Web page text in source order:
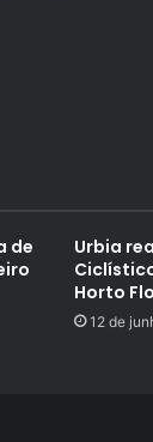
de
Urbia
Horto
12 de